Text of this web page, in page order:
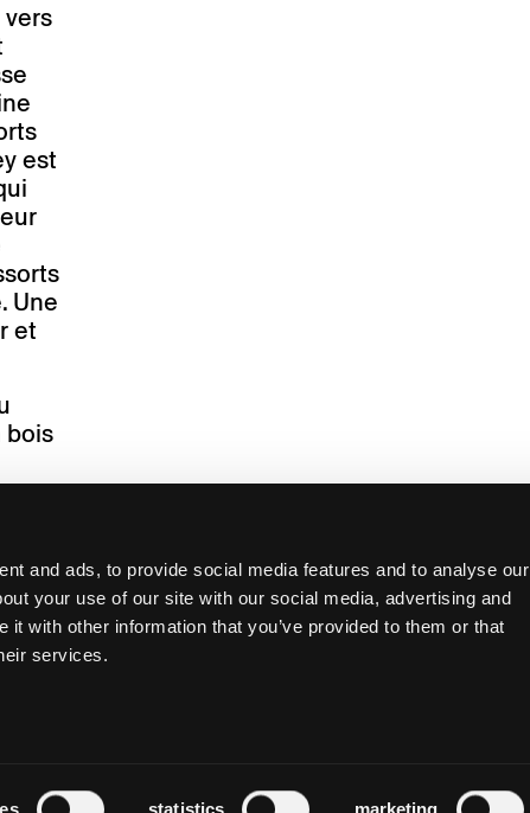
and ads, to provide social media features and to analyse our
your use of our site with our social media, advertising and
with other information that you’ve provided to them or that
services.
statistics marketing
est
Une
et
bois